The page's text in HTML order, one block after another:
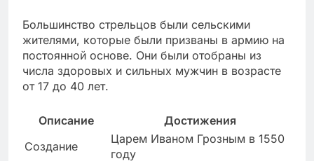
Большинство стрельцов были сельскими
жителями, которые были призваны в армию на
постоянной основе. Они были отобраны из
числа здоровых и сильных мужчин в возрасте
от 17 до 40 лет.
Описание
Достижения
Создание
Царем Иваном Грозным в 1550
году